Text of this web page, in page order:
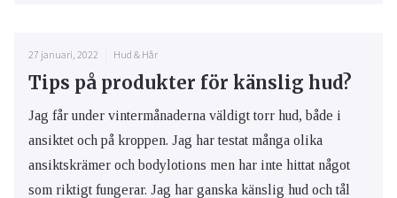
27 januari, 2022 Hud & Hår
Tips på produkter för känslig hud?
Jag får under vintermånaderna väldigt torr hud, både i
ansiktet och på kroppen. Jag har testat många olika
ansiktskrämer och bodylotions men har inte hittat något
som riktigt fungerar. Jag har ganska känslig hud och tål